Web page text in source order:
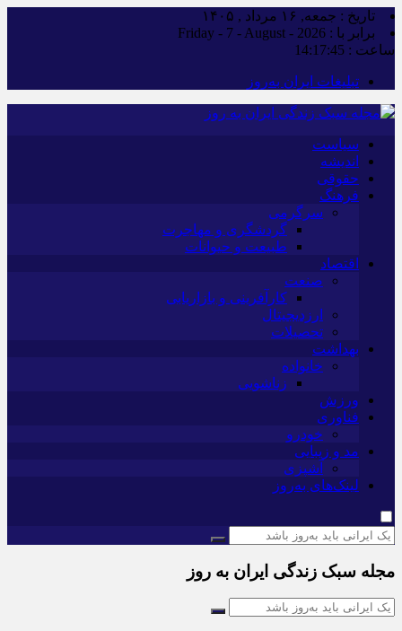
تاریخ : جمعه, ۱۶ مرداد , ۱۴۰۵
برابر با : Friday - 7 - August - 2026
ساعت : 14:17:46
تبلیغات ایران به‌روز
سیاست
اندیشه
حقوقی
فرهنگ
سرگرمی
گردشگری و مهاجرت
طبیعت و حیوانات
اقتصاد
صنعت
کارآفرینی و بازاریابی
ارزدیجیتال
تحصیلات
بهداشت
خانواده
زناشویی
ورزش
فناوری
خودرو
مد و زیبایی
آشپزی
لینک‌های به‌روز
مجله سبک زندگی ایران به روز